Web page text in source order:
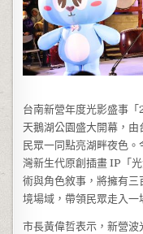
台南新營年度光影盛事
天鵝湖公園盛大開幕，
民眾一同點亮湖畔夜色
灣新生代原創插畫 IP「
術與角色敘事，將擁有
境場域，帶領民眾走入一
市長黃偉哲表示，新營